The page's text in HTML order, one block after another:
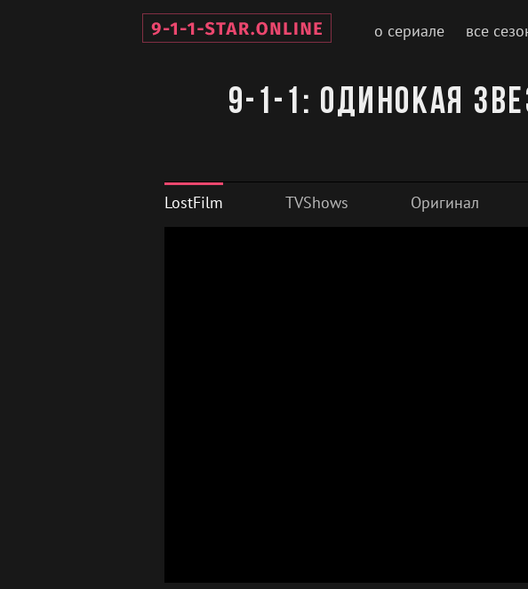
о сериале все
9-1-1: Одинокая
LostFilm TVShows Оригинал